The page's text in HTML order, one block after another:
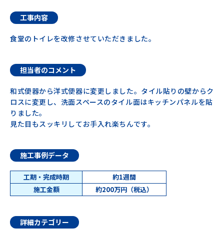
工事内容
食堂のトイレを改修させていただきました。
担当者のコメント
和式便器から洋式便器に変更しました。タイル貼りの壁からク
ロスに変更し、洗面スペースのタイル面はキッチンパネルを貼
りました。
見た目もスッキリしてお手入れ楽ちんです。
施工事例データ
工期・完成時期
約1週間
施工金額
約200万円（税込）
詳細カテゴリー